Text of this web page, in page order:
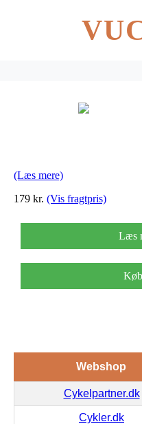
(Læs mere)
179 kr. (Vis fragtpris)
Læs
Webshop
Cykelpartner.dk
Cykler.dk